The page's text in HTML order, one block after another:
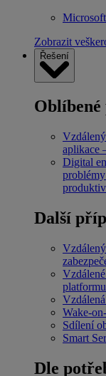
Zobrazit
Řešení
aplikace
Digital
Další
platformu
Wake-
Sdílení
Smart
Dle